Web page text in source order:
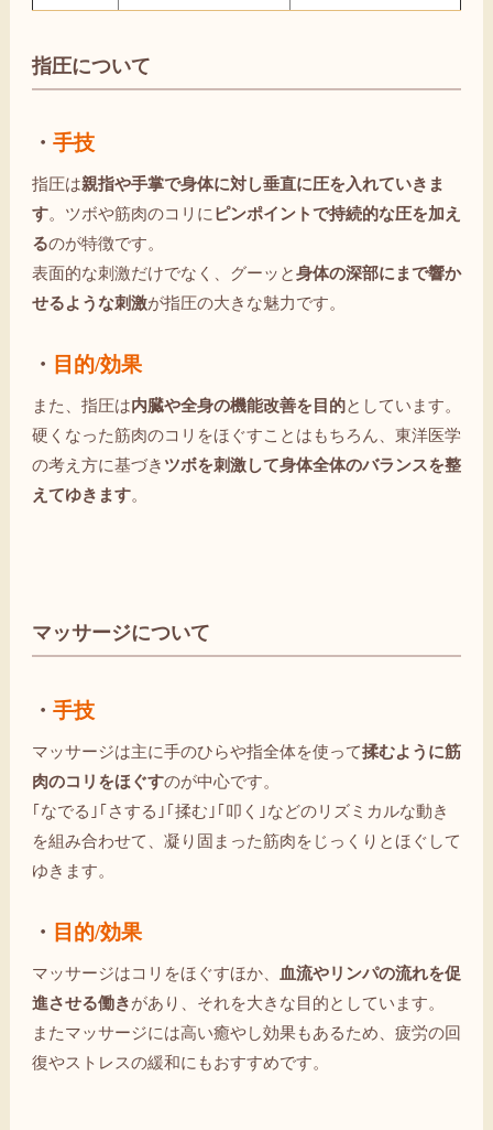
指圧について
・ 手技
指圧は親指や手掌で身体に対し垂直に圧を入れていきま
す。ツボや筋肉のコリに ピンポイントで持続的な圧を加え
るのが特徴です。
表面的な刺激だけでなく、グーッと身体の深部にまで響か
せるような刺激が指圧の大きな魅力です。
・ 目的/効果
また、指圧は内臓や全身の機能改善を目的としています。
硬くなった筋肉のコリをほぐすことはもちろん、東洋医学
の考え方に基づき ツボを刺激して身体全体のバランスを整
えてゆきます。
マッサージについて
・ 手技
マッサージは主に手のひらや指全体を使って揉むように筋
肉のコリをほぐすのが中心です。
｢なでる｣｢さする｣｢揉む｣｢叩く｣などのリズミカルな動き
を組み合わせて、凝り固まった筋肉をじっくりとほぐして
ゆきます。
・ 目的/効果
マッサージはコリをほぐすほか、
血流やリンパの流れを促
進させる働きがあり、それを大きな目的としています。
またマッサージには高い癒やし効果もあるため、疲労の回
復やストレスの緩和にもおすすめです。